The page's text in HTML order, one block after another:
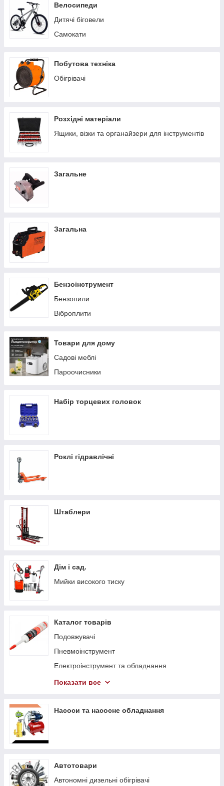
Теплиці/парники
Вольєри
Ручні сівалки
Велосипеди
Дитячі біговели
Самокати
Побутова техніка
Обігрівачі
Розхідні матеріали
Ящики, візки та органайзери для інструментів
Загальне
Загальна
Бензоінструмент
Бензопили
Віброплити
Товари для дому
Садові меблі
Пароочисники
Набір торцевих головок
Роклі гідравлічні
Штаблери
Дім і сад.
Мийки високого тиску
Каталог товарів
Подовжувачі
Пневмоінструмент
Електроінструмент та обладнання
Компресори
Показати все
Насоси та насосне обладнання
Автотовари
Автономні дизельні обігрівачі